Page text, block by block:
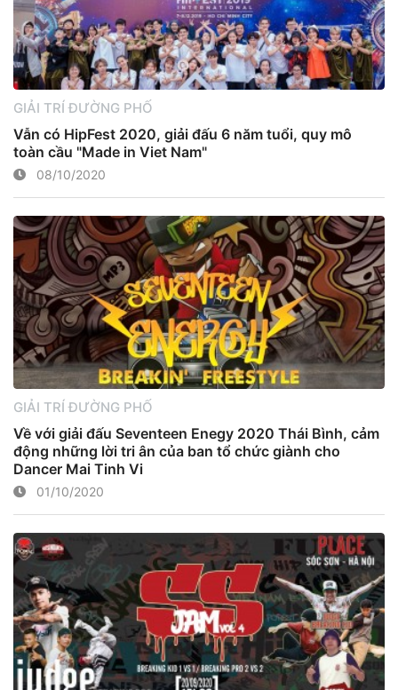
GIẢI TRÍ ĐƯỜNG PHỐ
Vẫn có HipFest 2020, giải đấu 6 năm tuổi, quy mô
toàn cầu "Made in Viet Nam"
08/10/2020
GIẢI TRÍ ĐƯỜNG PHỐ
Về với giải đấu Seventeen Enegy 2020 Thái Bình, cảm
động những lời tri ân của ban tổ chức giành cho
Dancer Mai Tinh Vi
01/10/2020